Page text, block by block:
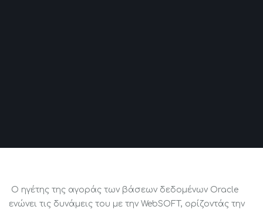
Ο ηγέτης της αγοράς των βάσεων δεδομένων Oracle
ενώνει τις δυνάμεις του με την WebSOFT, ορίζοντάς την